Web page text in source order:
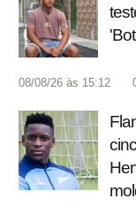
08/08/26 às 15:12